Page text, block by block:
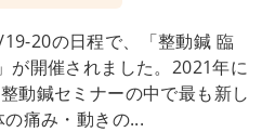
20の日程で、「整動鍼 臨
開催されました。2021年に
動鍼セミナーの中で最も新し
痛み・動きの...